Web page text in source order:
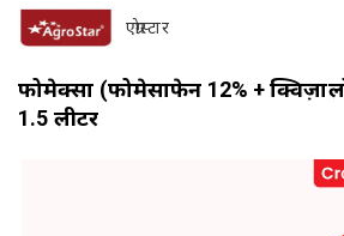
एग्रोस्टार
फोमेक्सा (फोमेसाफेन 12% +
1.5 लीटर